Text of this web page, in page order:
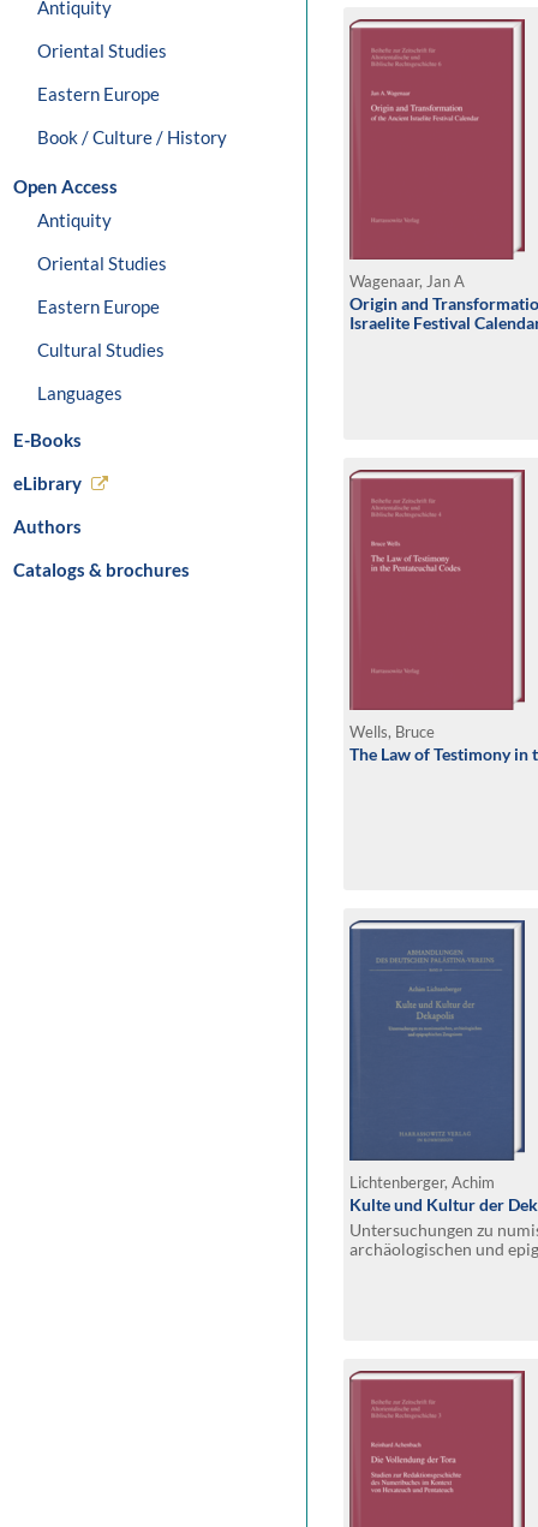
Antiquity
Oriental Studies
Eastern Europe
Book / Culture / History
Open Access
Antiquity
Oriental Studies
Eastern Europe
Cultural Studies
Languages
E-Books
eLibrary
Authors
Catalogs & brochures
Wagenaar, Jan A
Origin and
Israelite Festival
Wells, Bruce
The Law of Testimony in
Lichtenberger, Achim
Kulte und Kultur der
Untersuchungen zu
archäologischen und